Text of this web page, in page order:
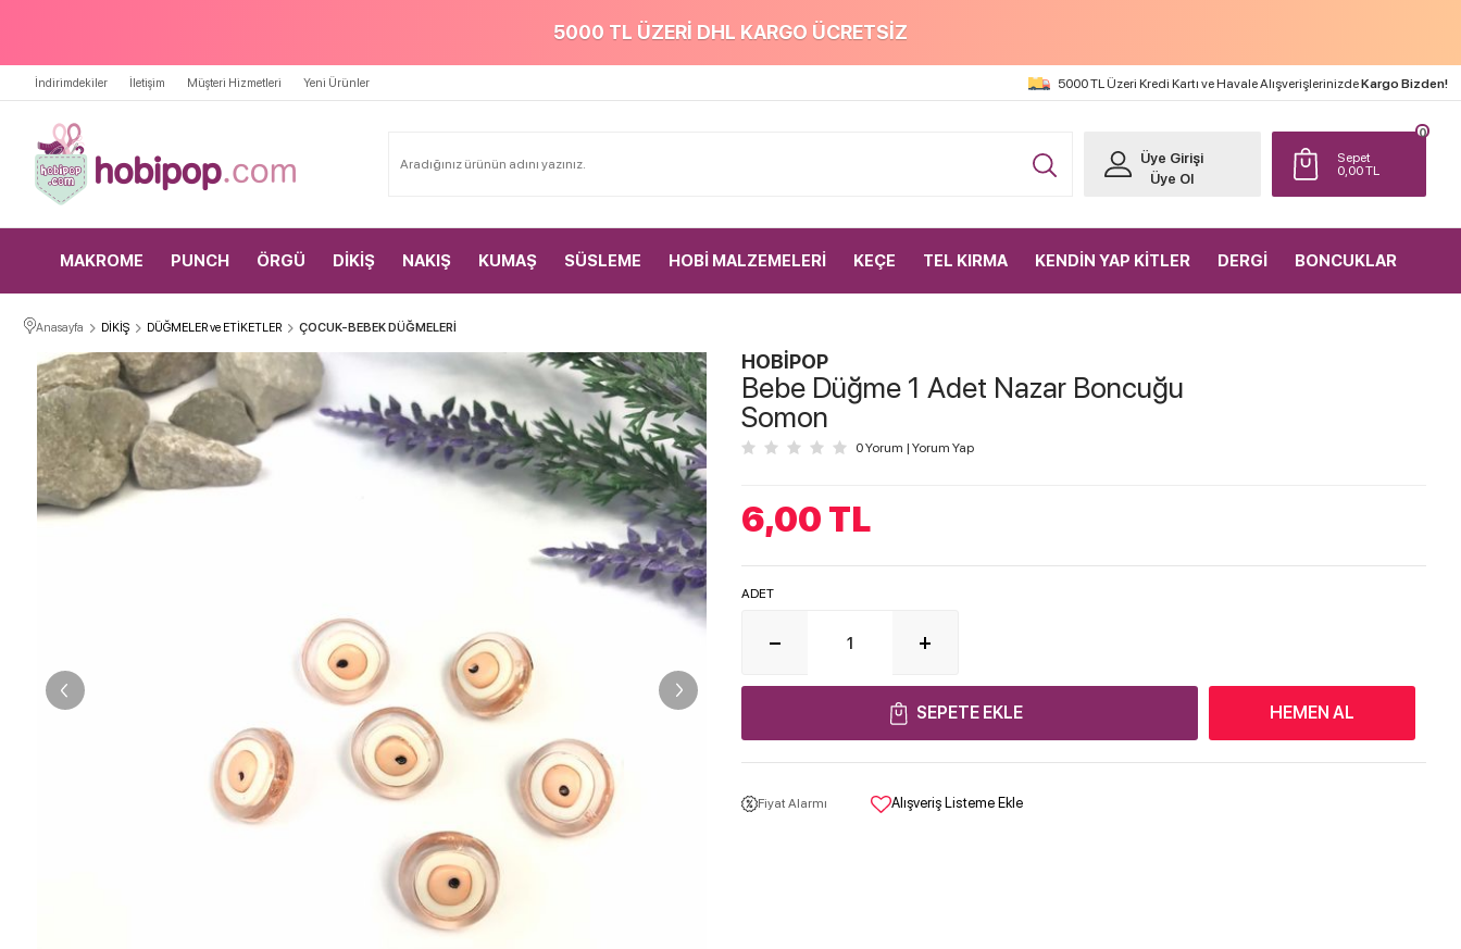
5000 TL ÜZERİ DHL KARGO ÜCRETSİZ
İndirimdekiler İletişim Müşteri Hizmetleri Yeni Ürünler 5000 TL Üzeri Kredi Kartı ve Havale AlışverişlerinizdeKargo Bizden!
Sepet
0,00TL
0
Üye Girişi
Üye Ol
MAKROME PUNCH ÖRGÜ DİKİŞ NAKIŞ KUMAŞ SÜSLEME HOBİ MALZEMELERİ KEÇE TEL KIRMA KENDİN YAP KİTLER DERGİ BONCUKLAR
Anasayfa DİKİŞ DÜĞMELER ve ETİKETLER ÇOCUK-BEBEK DÜĞMELERİ
HOBİPOP
Bebe Düğme 1 Adet Nazar Boncuğu
Somon
0 Yorum | Yorum Yap
6,00 TL
ADET
SEPETE EKLE HEMEN AL
Fiyat Alarmı Alışveriş Listeme Ekle